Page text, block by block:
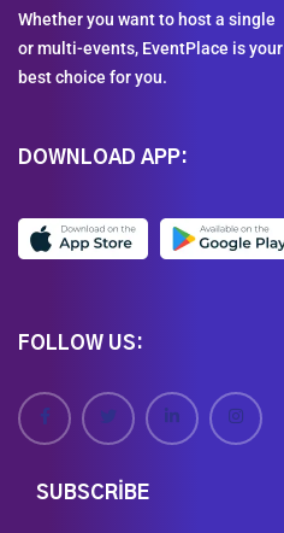
Whether you want to host a single
or multi-events, EventPlace is your
best choice for you.
DOWNLOAD APP:
FOLLOW US:
SUBSCRIBE